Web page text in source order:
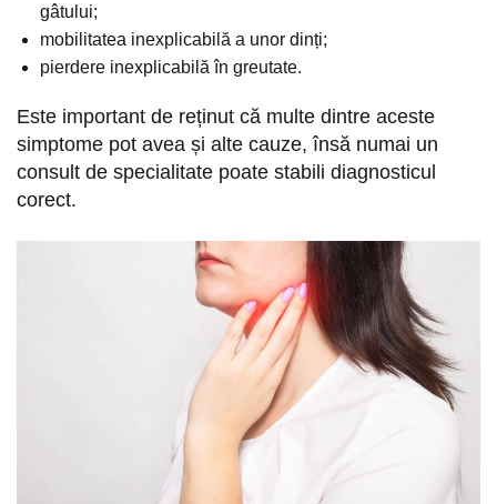
gâtului;
mobilitatea inexplicabilă a unor dinți;
pierdere inexplicabilă în greutate.
Este important de reținut că multe dintre aceste
simptome pot avea și alte cauze, însă numai un
consult de specialitate poate stabili diagnosticul
corect.